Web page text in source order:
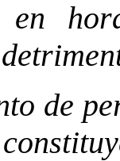
en
de